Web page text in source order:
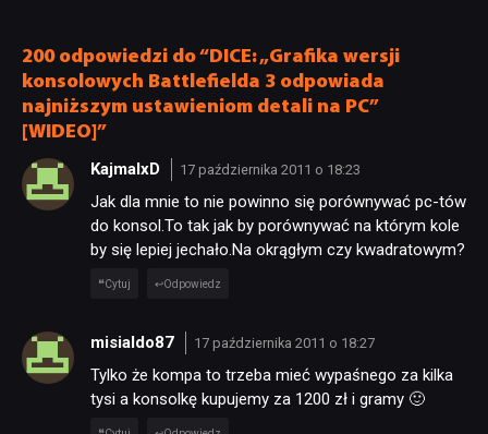
200 odpowiedzi do “DICE: „Grafika wersji
konsolowych Battlefielda 3 odpowiada
najniższym ustawieniom detali na PC”
[WIDEO]”
KajmalxD 17 października 2011 o 18:23
Jak dla mnie to nie powinno się porównywać pc-tów
do konsol.To tak jak by porównywać na którym kole
by się lepiej jechało.Na okrągłym czy kwadratowym?
Cytuj Odpowiedz
misialdo87 17 października 2011 o 18:27
Tylko że kompa to trzeba mieć wypaśnego za kilka
tysi a konsolkę kupujemy za 1200 zł i gramy 🙂